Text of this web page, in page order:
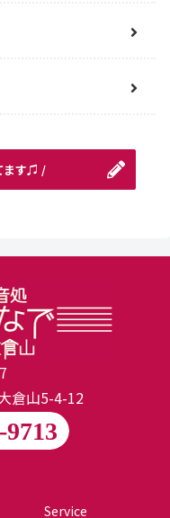
ます♫ /
倉山5-4-12
9713
Service